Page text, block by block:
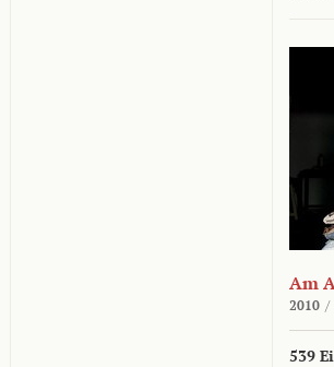
Am
2010 /
539